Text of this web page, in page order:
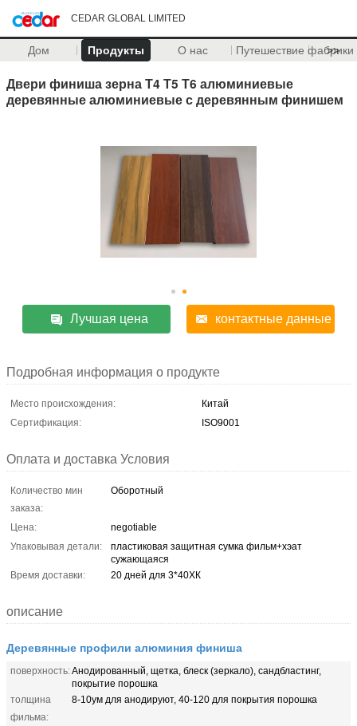
CEDAR GLOBAL LIMITED
Дом Продукты О нас Путешествие фабрики
>>
Двери финиша зерна Т4 Т5 Т6 алюминиевые
деревянные алюминиевые с деревянным финишем
Лучшая цена контактные данные
Подробная информация о продукте
Место происхождения:
Китай
Сертификация:
ISO9001
Оплата и доставка Условия
Количество мин
заказа:
Оборотный
Цена:
negotiable
Упаковывая детали:
пластиковая защитная сумка фильм+хэат
сужающаяся
Время доставки:
20 дней для 3*40ХК
описание
Деревянные профили алюминия финиша
поверхность:Анодированный, щетка, блеск (зеркало), сандбластинг,
покрытие порошка
толщина
фильма:
8-10ум для анодируют, 40-120 для покрытия порошка